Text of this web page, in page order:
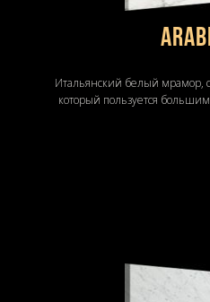
Итальянский белый мрамор,
который пользуется